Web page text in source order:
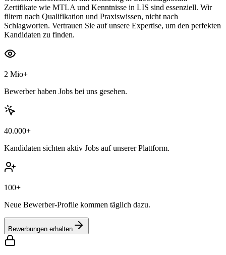
Zertifikate wie MTLA und Kenntnisse in LIS sind essenziell. Wir
filtern nach Qualifikation und Praxiswissen, nicht nach
Schlagworten. Vertrauen Sie auf unsere Expertise, um den perfekten
Kandidaten zu finden.
2 Mio+
Bewerber haben Jobs bei uns gesehen.
40.000+
Kandidaten sichten aktiv Jobs auf unserer Plattform.
100+
Neue Bewerber-Profile kommen täglich dazu.
Bewerbungen erhalten